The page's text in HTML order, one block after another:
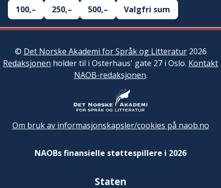
100,–
250,– 500,– Valgfri sum
© Det Norske Akademi for Språk og Litteratur2026
Redaksjonen holder til i Osterhaus' gate 27 i Oslo. Kontakt
NAOB-redaksjonen.
Om bruk av informasjonskapsler/cookies på naob.no
NAOBs finansielle støttespillere i 2026
Staten